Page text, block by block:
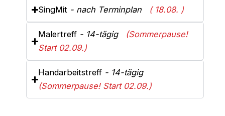
SingMit - nach Terminplan ( 18.08. )
Malertreff - 14-tägig (Sommerpause!
Start 02.09.)
Handarbeitstreff - 14-tägig
(Sommerpause! Start 02.09.)